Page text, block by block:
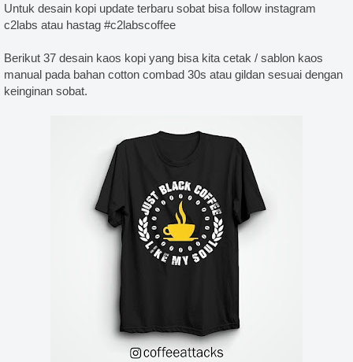
sablon glow in the dark jogja, jasa sablon glow in the dark jakarta jogja, kaos glow in the dark, kaos
& konveksi kaos yogyakarta, kaos komunitas, kaos kelas, kaos promosi, kaos oleh oleh atau kaos
pdh, bordir kemeja pdl, polo bordir, kemeja bordir, sablon bandana, sablon stiker, sablon totebag,
topi bordir gambar, bikin topi snapback, bikin topi trucker, bordir topi snapback, bikin topi trucker,
takengon, sablon kaos pidie, sablon kaos bireuen, sablon kaos langsa, sablon kaos bener meriah,
kaos medan, sablon kaos padang, sablon kaos bandung, sablon kaos semarang, sablon kaos
sablon kaos banda aceh , sablon kaos mataram, sablon kaos banjarmasin, sablon kaos
pangkalpinang, sablon kaos palangkarya, sablon kaos palu, sablon kaos manado, sablon kaos
sablon kaos ambon, sablon kaos kendari, sablon kaos jayapura, sablon kaos serang , sablon
tebingtinggi , sablon kaos cirebon, sablon kaos mojokerto, sablon kaos tasikmalaya, sablon kaos
sablon kaos pasuruan, sablon kaos gorontalo, sablon kaos tagerang, sablon kaos blitar , sablon
kaos bukittinggi, sablon kaos batu, sablon kaos dumai, sablon kaos, sablon kaos manual, sablon
Untuk desain kopi update terbaru sobat bisa follow instagram
c2labs atau hastag #c2labscoffee
Berikut 37 desain kaos kopi yang bisa kita cetak / sablon kaos
manual pada bahan cotton combad 30s atau gildan sesuai dengan
keinginan sobat.